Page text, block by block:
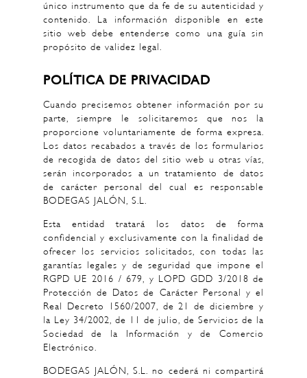
único instrumento que da fe de su autenticidad y
contenido. La información disponible en este
sitio web debe entenderse como una guía sin
propósito de validez legal.
POLÍTICA DE PRIVACIDAD
Cuando precisemos obtener información por su
parte, siempre le solicitaremos que nos la
proporcione voluntariamente de forma expresa.
Los datos recabados a través de los formularios
de recogida de datos del sitio web u otras vías,
serán incorporados a un tratamiento de datos
de carácter personal del cual es responsable
BODEGAS JALÓN, S.L.
Esta entidad tratará los datos de forma
confidencial y exclusivamente con la finalidad de
ofrecer los servicios solicitados, con todas las
garantías legales y de seguridad que impone el
RGPD UE 2016 / 679, y LOPD GDD 3/2018 de
Protección de Datos de Carácter Personal y el
Real Decreto 1560/2007, de 21 de diciembre y
la Ley 34/2002, de 11 de julio, de Servicios de la
Sociedad de la Información y de Comercio
Electrónico.
BODEGAS JALÓN, S.L. no cederá ni compartirá